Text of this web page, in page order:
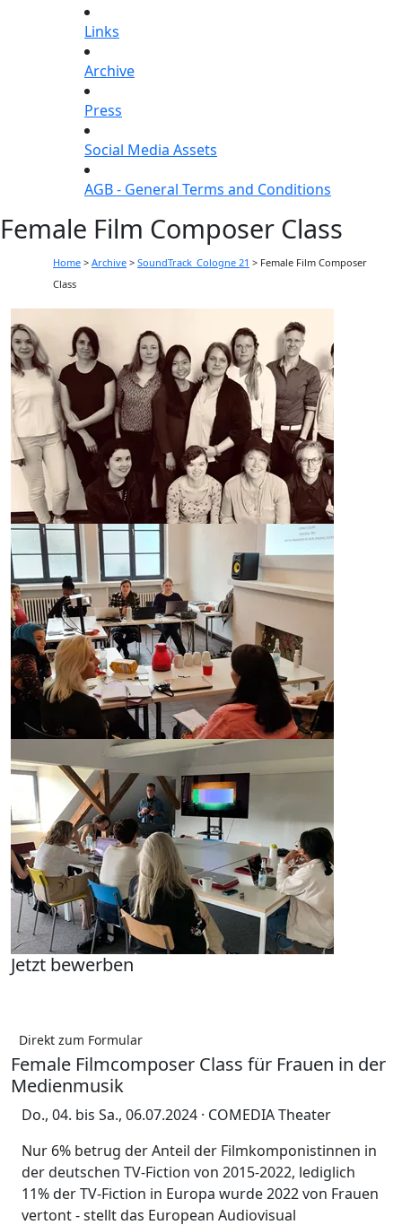
Links
Archive
Press
Social Media Assets
AGB - General Terms and Conditions
Female Film Composer Class
Home > Archive > SoundTrack_Cologne 21 > Female Film Composer
Class
Jetzt bewerben
Direkt zum Formular
Female Filmcomposer Class für Frauen in der
Medienmusik
Do., 04. bis Sa., 06.07.2024 · COMEDIA Theater
Nur 6% betrug der Anteil der Filmkomponistinnen in
der deutschen TV-Fiction von 2015-2022, lediglich
11% der TV-Fiction in Europa wurde 2022 von Frauen
vertont - stellt das European Audiovisual